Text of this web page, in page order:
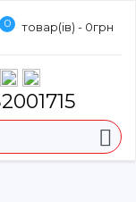
0 товар(ів) - 0грн